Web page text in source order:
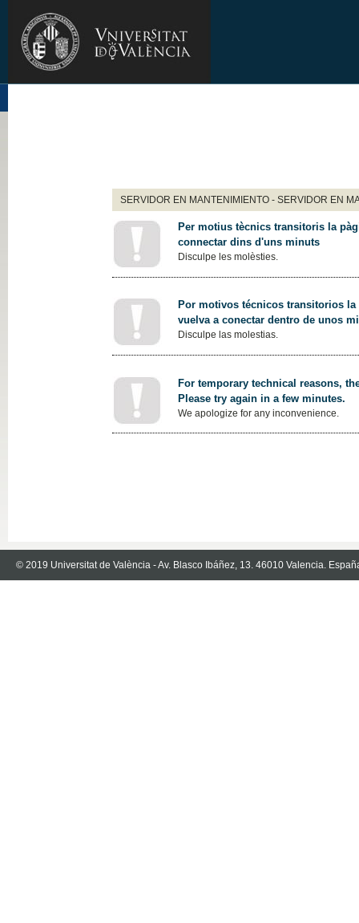
SERVIDOR EN MANTENIMIENTO - SERVIDOR EN
Per motius tècnics transitoris la
connectar dins d'uns minuts
Disculpe les molèsties.
Por motivos técnicos transitorios
vuelva a conectar dentro de unos
Disculpe las molestias.
For temporary technical reasons,
Please try again in a few minutes.
We apologize for any inconvenience.
© 2019 Universitat de València - Av. Blasco Ibáñez, 13. 46010 Valencia.